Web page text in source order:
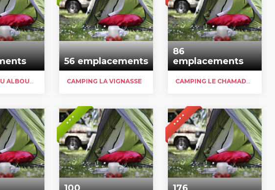
CAMPING GCU ALBOUSSIÈRE
56 emplacements
CAMPING LA VIGNASSE
86
emplacements
CAMPING LE CHAMADOU
* * * * * * *